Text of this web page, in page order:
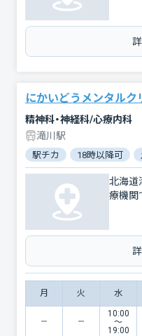
にかいどうメンタルク
精神科・神経科/心療内科
滝川駅
駅チカ 18時以降可
北海道
療機関
月 火 水
10:00
〜
19:00